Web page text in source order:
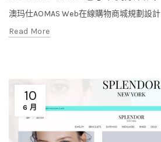
澳玛仕AOMAS Web在線購物商城規劃設計
Read More
10
6 月